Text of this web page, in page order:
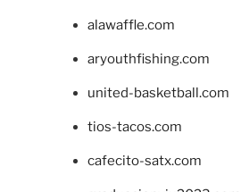
alawaffle.com
aryouthfishing.com
united-basketball.com
tios-tacos.com
cafecito-satx.com